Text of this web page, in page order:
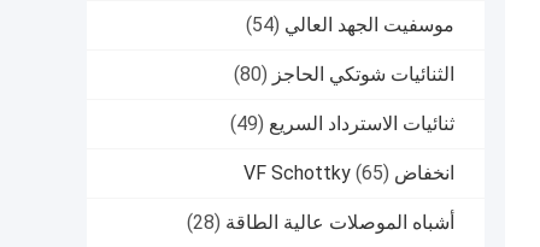
موسفيت الجهد العالي (54)
الثنائيات شوتكي الحاجز (80)
ثنائيات الاسترداد السريع (49)
انخفاض VF Schottky (65)
أشباه الموصلات عالية الطاقة (28)